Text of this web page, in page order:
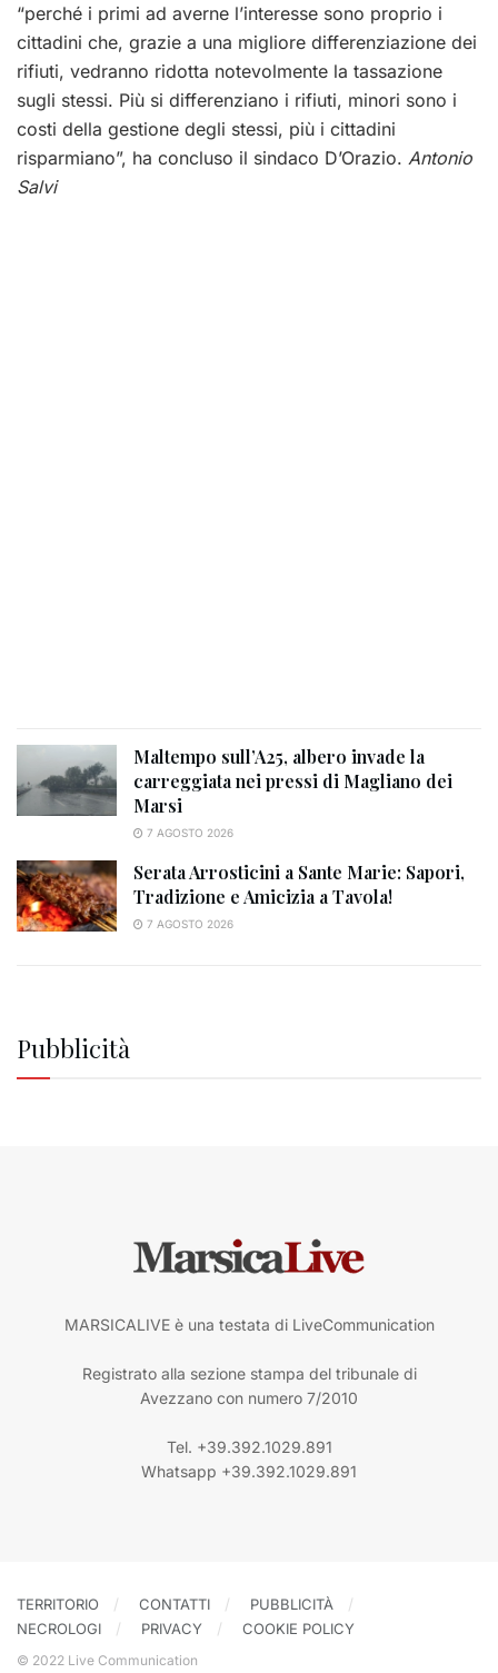
“perché i primi ad averne l’interesse sono proprio i
cittadini che, grazie a una migliore differenziazione dei
rifiuti, vedranno ridotta notevolmente la tassazione
sugli stessi. Più si differenziano i rifiuti, minori sono i
costi della gestione degli stessi, più i cittadini
risparmiano”, ha concluso il sindaco D’Orazio. Antonio
Salvi
Maltempo sull’A25, albero invade la
carreggiata nei pressi di Magliano dei
Marsi
7 AGOSTO 2026
Serata Arrosticini a Sante Marie: Sapori,
Tradizione e Amicizia a Tavola!
7 AGOSTO 2026
Pubblicità
MARSICALIVE è una testata di LiveCommunication
Registrato alla sezione stampa del tribunale di
Avezzano con numero 7/2010
Tel. +39.392.1029.891
Whatsapp +39.392.1029.891
TERRITORIO CONTATTI
PUBBLICITÀ
NECROLOGI
PRIVACY COOKIE POLICY
© 2022 Live Communication